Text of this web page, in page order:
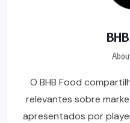
O BHB Food
relevantes sobre
apresentados por